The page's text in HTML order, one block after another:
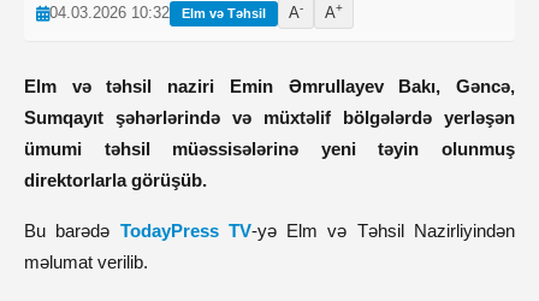
04.03.2026 10:32 Elm və Təhsil A- A+
Elm və təhsil naziri Emin Əmrullayev Bakı, Gəncə,
Sumqayıt şəhərlərində və müxtəlif bölgələrdə yerləşən
ümumi təhsil müəssisələrinə yeni təyin olunmuş
direktorlarla görüşüb.
Bu barədə TodayPress TV-yə Elm və Təhsil Nazirliyindən
məlumat verilib.